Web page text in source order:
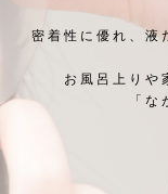
密着性に優れ、液
お風呂上りや
「